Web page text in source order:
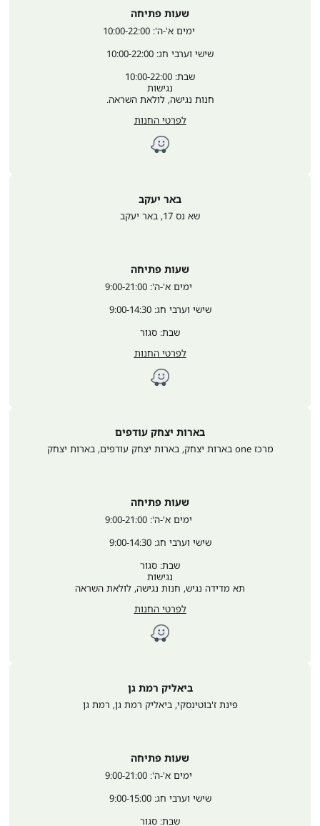
שעות פתיחה
שישי וערבי חג: 10:00-22:00
שבת: 10:00-22:00
נגישות
חנות נגישה, לולאת השראה.
לפרטי החנות
באר יעקב
שא נס 17 , באר יעקב
שעות פתיחה
שישי וערבי חג: 9:00-14:30
שבת: סגור
לפרטי החנות
בארות יצחק עודפים
מרכז one בארות יצחק, בארות יצחק עודפים , בארות יצחק
שעות פתיחה
שישי וערבי חג: 9:00-14:30
שבת: סגור
נגישות
תא מדידה נגיש, חנות נגישה, לולאת השראה
לפרטי החנות
ביאליק רמת גן
פינת ז'בוטינסקי, ביאליק רמת גן, רמת גן
שעות פתיחה
שישי וערבי חג: 9:00-15:00
שבת: סגור